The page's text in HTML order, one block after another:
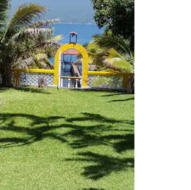
de 5, 60 avaliações